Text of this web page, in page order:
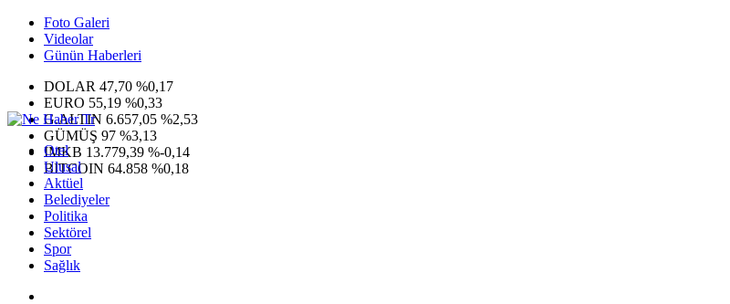
Foto Galeri
Videolar
Günün Haberleri
DOLAR 47,70 %0,17
EURO 55,19 %0,33
G.ALTIN 6.657,05 %2,53
GÜMÜŞ 97 %3,13
IMKB 13.779,39 %-0,14
BITCOIN 64.858 %0,18
Otel
Ulusal
Aktüel
Belediyeler
Politika
Sektörel
Spor
Sağlık